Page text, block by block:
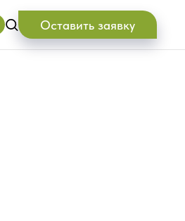
Оставить заявку